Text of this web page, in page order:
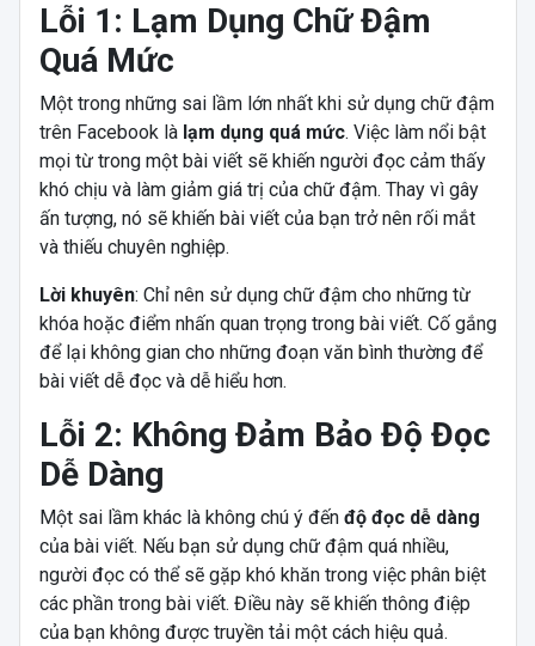
Lỗi 1: Lạm Dụng Chữ Đậm
Quá Mức
Một trong những sai lầm lớn nhất khi sử dụng chữ đậm
trên Facebook là lạm dụng quá mức. Việc làm nổi bật
mọi từ trong một bài viết sẽ khiến người đọc cảm thấy
khó chịu và làm giảm giá trị của chữ đậm. Thay vì gây
ấn tượng, nó sẽ khiến bài viết của bạn trở nên rối mắt
và thiếu chuyên nghiệp.
Lời khuyên: Chỉ nên sử dụng chữ đậm cho những từ
khóa hoặc điểm nhấn quan trọng trong bài viết. Cố gắng
để lại không gian cho những đoạn văn bình thường để
bài viết dễ đọc và dễ hiểu hơn.
Lỗi 2: Không Đảm Bảo Độ Đọc
Dễ Dàng
Một sai lầm khác là không chú ý đến độ đọc dễ dàng
của bài viết. Nếu bạn sử dụng chữ đậm quá nhiều,
người đọc có thể sẽ gặp khó khăn trong việc phân biệt
các phần trong bài viết. Điều này sẽ khiến thông điệp
của bạn không được truyền tải một cách hiệu quả.